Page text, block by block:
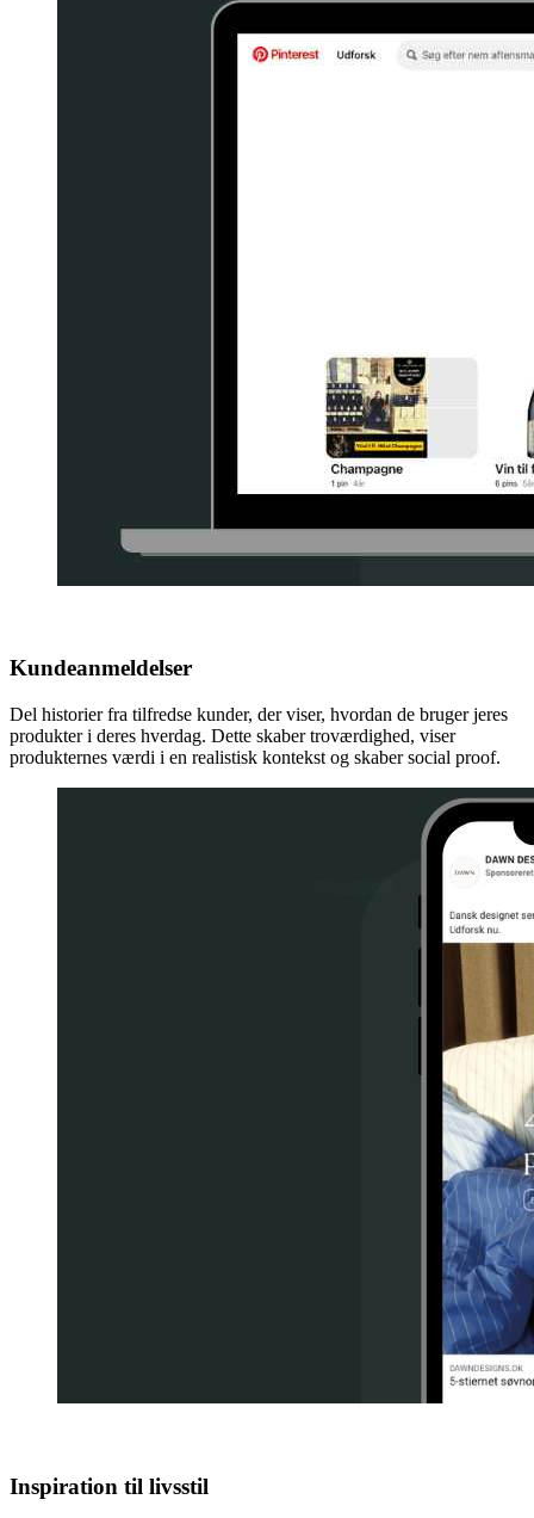
Kundeanmeldelser
Del historier fra tilfredse kunder, der viser, hvordan de bruger jeres
produkter i deres hverdag. Dette skaber troværdighed, viser
produkternes værdi i en realistisk kontekst og skaber social proof.